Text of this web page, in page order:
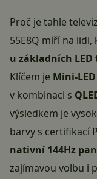
Proč je tahle
55E8Q míří na
u základních LED
Klíčem je Mini-
v kombinaci s
výsledkem je
barvy s certifikací
nativní 144Hz
zajímavou volbu i